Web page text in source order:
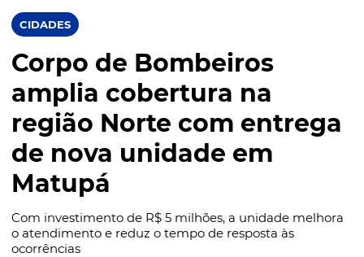
CIDADES
Corpo de Bombeiros
amplia cobertura na
região Norte com entrega
de nova unidade em
Matupá
Com investimento de R$ 5 milhões, a unidade melhora
o atendimento e reduz o tempo de resposta às
ocorrências